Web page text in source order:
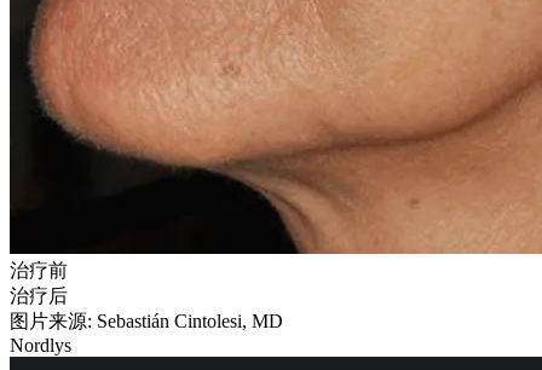
治疗前
治疗后
图片来源: Sebastián Cintolesi, MD
Nordlys